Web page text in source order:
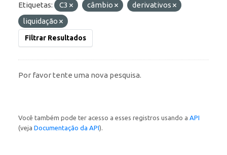
Etiquetas: C3 câmbio
derivativos
liquidação
Filtrar Resultados
Por favor tente uma nova pesquisa.
Você também pode ter acesso a esses registros usando a API
(veja Documentação da API).